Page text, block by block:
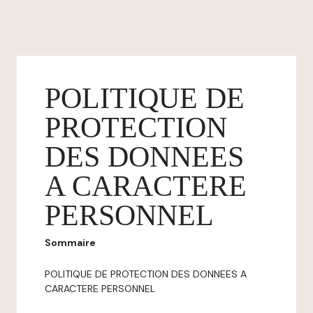
POLITIQUE DE
PROTECTION
DES DONNEES
A CARACTERE
PERSONNEL
Sommaire
POLITIQUE DE PROTECTION DES DONNEES A
CARACTERE PERSONNEL